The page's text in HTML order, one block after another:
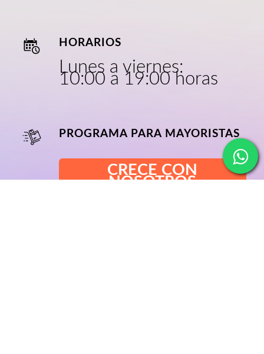
HORARIOS
Lunes a viernes:
10:00 a 19:00 horas
PROGRAMA PARA MAYORISTAS
CRECE CON
NOSOTROS